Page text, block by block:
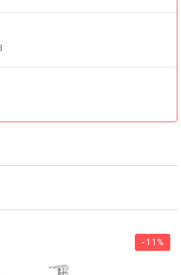
- 11%